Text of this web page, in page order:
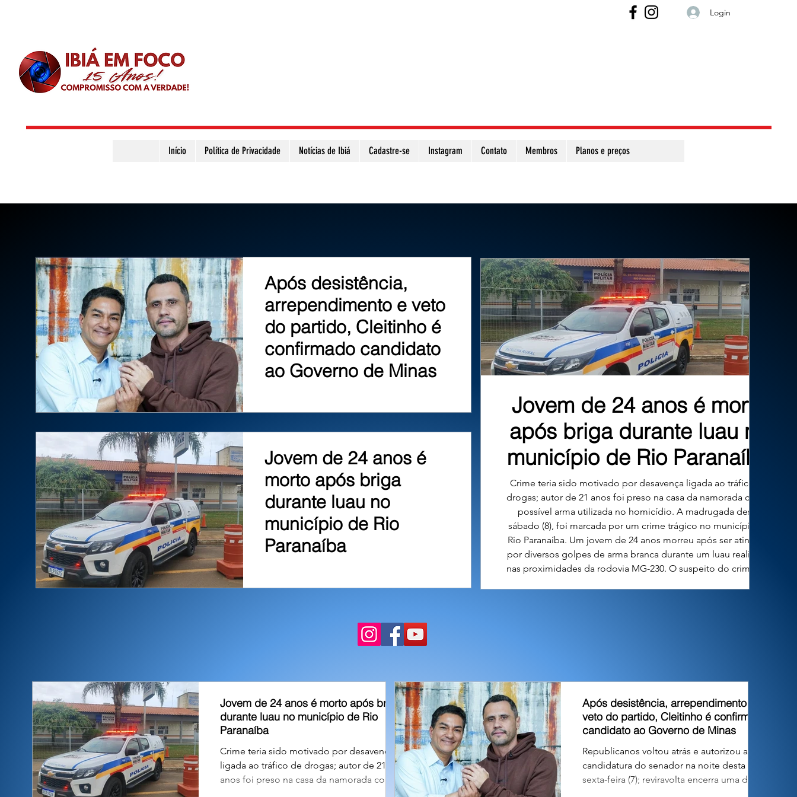
Login
Início Política de Privacidade Notícias de Ibiá Cadastre-se Instagram Contato Membros Planos e preços
Após desistência,
arrependimento e veto
do partido, Cleitinho é
confirmado candidato
ao Governo de Minas
Jovem de 24 anos é
morto após briga
durante luau no
município de Rio
Paranaíba
Jovem de 24 anos é morto
após briga durante luau no
município de Rio Paranaíba
Crime teria sido motivado por desavença ligada ao tráfico de
drogas; autor de 21 anos foi preso na casa da namorada com a
possível arma utilizada no homicídio. A madrugada deste
sábado (8), foi marcada por um crime trágico no município de
Rio Paranaíba. Um jovem de 24 anos morreu após ser atingido
por diversos golpes de arma branca durante um luau realizado
nas proximidades da rodovia MG-230. O suspeito do crime, de
Jovem de 24 anos é morto após briga
durante luau no município de Rio
Paranaíba
Crime teria sido motivado por desavença
ligada ao tráfico de drogas; autor de 21
anos foi preso na casa da namorada com a
Após desistência, arrependimento e
veto do partido, Cleitinho é confirmado
candidato ao Governo de Minas
Republicanos voltou atrás e autorizou a
candidatura do senador na noite desta
sexta-feira (7); reviravolta encerra uma das